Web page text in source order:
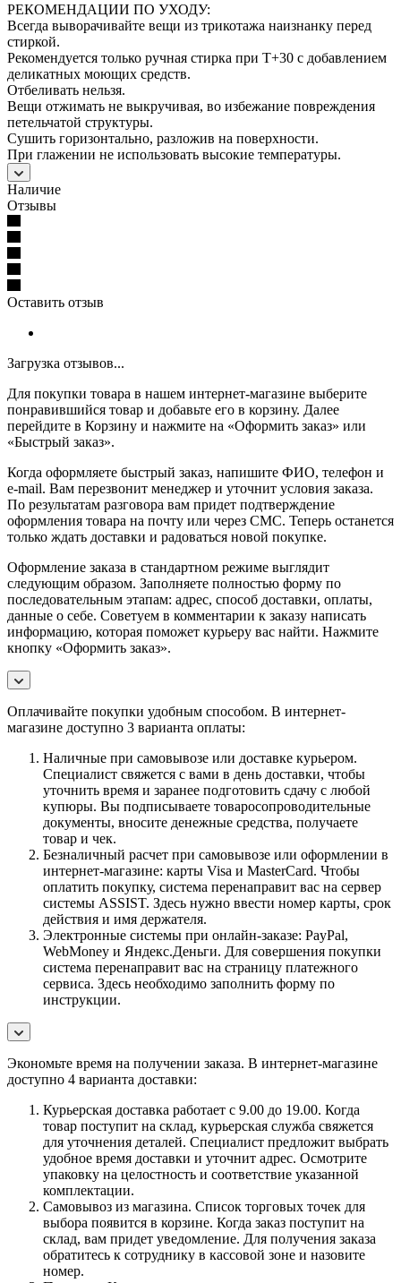
РЕКОМЕНДАЦИИ ПО УХОДУ:
Всегда выворачивайте вещи из трикотажа наизнанку перед
стиркой.
Рекомендуется только ручная стирка при Т+30 с добавлением
деликатных моющих средств.
Отбеливать нельзя.
Вещи отжимать не выкручивая, во избежание повреждения
петельчатой структуры.
Сушить горизонтально, разложив на поверхности.
При глажении не использовать высокие температуры.
Наличие
Отзывы
Оставить отзыв
Загрузка отзывов...
Для покупки товара в нашем интернет-магазине выберите
понравившийся товар и добавьте его в корзину. Далее
перейдите в Корзину и нажмите на «Оформить заказ» или
«Быстрый заказ».
Когда оформляете быстрый заказ, напишите ФИО, телефон и
e-mail. Вам перезвонит менеджер и уточнит условия заказа.
По результатам разговора вам придет подтверждение
оформления товара на почту или через СМС. Теперь останется
только ждать доставки и радоваться новой покупке.
Оформление заказа в стандартном режиме выглядит
следующим образом. Заполняете полностью форму по
последовательным этапам: адрес, способ доставки, оплаты,
данные о себе. Советуем в комментарии к заказу написать
информацию, которая поможет курьеру вас найти. Нажмите
кнопку «Оформить заказ».
Оплачивайте покупки удобным способом. В интернет-
магазине доступно 3 варианта оплаты:
Наличные при самовывозе или доставке курьером.
Специалист свяжется с вами в день доставки, чтобы
уточнить время и заранее подготовить сдачу с любой
купюры. Вы подписываете товаросопроводительные
документы, вносите денежные средства, получаете
товар и чек.
Безналичный расчет при самовывозе или оформлении в
интернет-магазине: карты Visa и MasterCard. Чтобы
оплатить покупку, система перенаправит вас на сервер
системы ASSIST. Здесь нужно ввести номер карты, срок
действия и имя держателя.
Электронные системы при онлайн-заказе: PayPal,
WebMoney и Яндекс.Деньги. Для совершения покупки
система перенаправит вас на страницу платежного
сервиса. Здесь необходимо заполнить форму по
инструкции.
Экономьте время на получении заказа. В интернет-магазине
доступно 4 варианта доставки:
Курьерская доставка работает с 9.00 до 19.00. Когда
товар поступит на склад, курьерская служба свяжется
для уточнения деталей. Специалист предложит выбрать
удобное время доставки и уточнит адрес. Осмотрите
упаковку на целостность и соответствие указанной
комплектации.
Самовывоз из магазина. Список торговых точек для
выбора появится в корзине. Когда заказ поступит на
склад, вам придет уведомление. Для получения заказа
обратитесь к сотруднику в кассовой зоне и назовите
номер.